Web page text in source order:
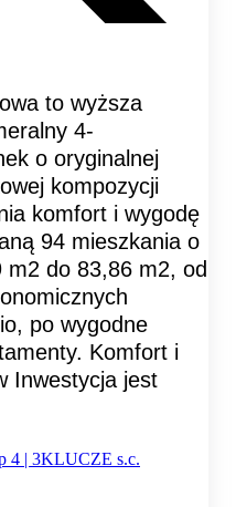
to wyższa
4-
o oryginalnej
kompozycji
komfort i wygodę
94 mieszkania o
m2 do 83,86 m2, od
po wygodne
Komfort i
Inwestycja jest
4 | 3KLUCZE s.c.